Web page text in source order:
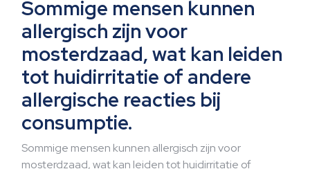
Sommige mensen kunnen
allergisch zijn voor
mosterdzaad, wat kan leiden
tot huidirritatie of andere
allergische reacties bij
consumptie.
Sommige mensen kunnen allergisch zijn voor
mosterdzaad, wat kan leiden tot huidirritatie of